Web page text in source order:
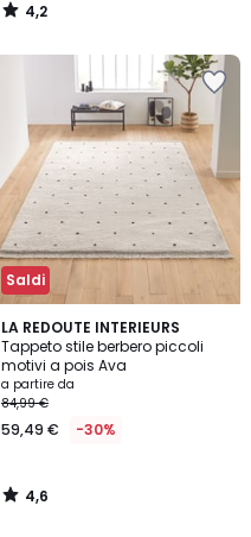
4,2
/
Saldi
LA REDOUTE INTERIEURS
Tappeto stile berbero piccoli
motivi a pois Ava
a partire da
84,99 €
59,49 € -30%
4,6
/ 5
4,6
/